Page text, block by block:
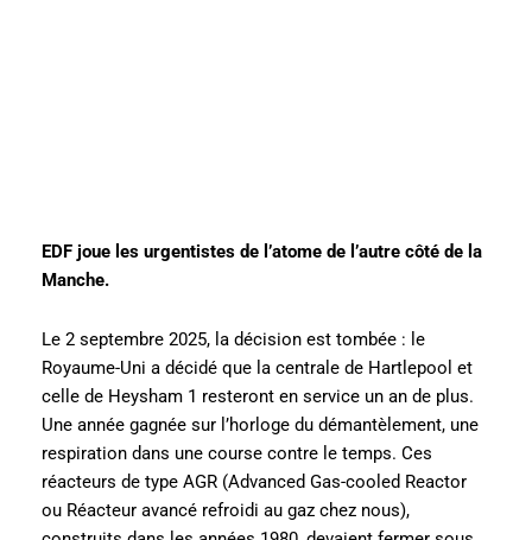
EDF joue les urgentistes de l’atome de l’autre côté de la
Manche.
Le 2 septembre 2025, la décision est tombée : le
Royaume-Uni a décidé que la centrale de Hartlepool et
celle de Heysham 1 resteront en service un an de plus.
Une année gagnée sur l’horloge du démantèlement, une
respiration dans une course contre le temps. Ces
réacteurs de type AGR (Advanced Gas-cooled Reactor
ou Réacteur avancé refroidi au gaz chez nous),